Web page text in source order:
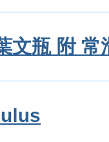
文瓶 附 常